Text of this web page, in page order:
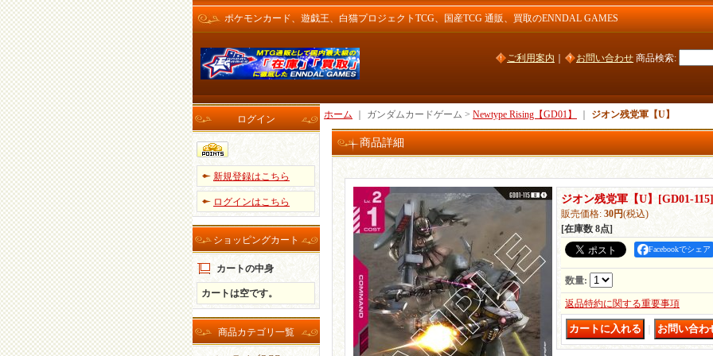
ポケモンカード、遊戯王、白猫プロジェクトTCG、国産TCG 通販、買取のENNDAL GAMES
ご利用案内 お問い合わせ 商品検索:
ログイン
新規登録はこちら
ログインはこちら
ショッピングカート
カートの中身
カートは空です。
商品カテゴリ一覧
ホーム ｜ ガンダムカードゲーム > Newtype Rising【GD01】 ジオン残党軍【U】
商品詳細
ジオン残党軍【U】 [GD01-115]
販売価格: 30円(税込)
[在庫数 8点]
Facebookでシェア
数量:
返品特約に関する重要事項